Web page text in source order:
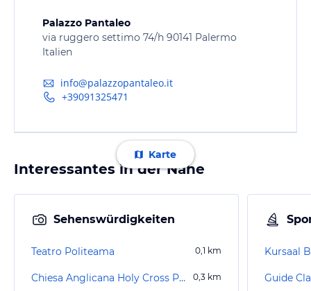
Palazzo Pantaleo
via ruggero settimo 74/h 90141 Palermo
Italien
info@palazzopantaleo.it
+39091325471
Karte
Interessantes in der Nähe
Sehenswürdigkeiten
Teatro Politeama 0,1 km
Chiesa Anglicana Holy Cross Palermo 0,3 km
Kursaal
Guide